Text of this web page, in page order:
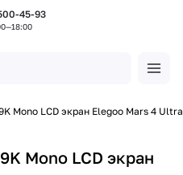
45-93
Mono LCD экран Elegoo Mars 4 Ultra
Mono LCD экран